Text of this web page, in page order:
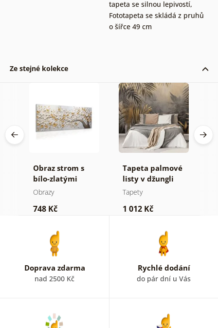
tapeta se silnou lepivostí,
Fototapeta se skládá z pruhů
o šířce 49 cm
Ze stejné kolekce
Obraz strom s
bílo-zlatými
květinami
Obrazy
748 Kč
Tapeta palmové
listy v džungli
Tapety
1 012 Kč
Doprava zdarma
nad 2500 Kč
Rychlé dodání
do pár dní u Vás